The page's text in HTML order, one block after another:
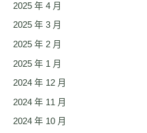
2025 年 4 月
2025 年 3 月
2025 年 2 月
2025 年 1 月
2024 年 12 月
2024 年 11 月
2024 年 10 月